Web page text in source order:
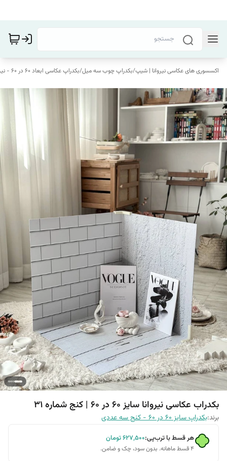
اکسسوری های عکاسی نیروانا | شیپ/بکدراپ چوب سه میل/بکدراپ عکاسی ابعاد 60 در 60 - نیروانا
بکدراب عکاسی نیروانا سایز 60 در 60 | کنج شماره 31
برند:بکدراپ سایز 60 در 60 - کنج سه عددی
هر قسط با ترب‌پی:۶۲۷٬۵۰۰تومان
۴ قسط ماهانه. بدون سود، چک و ضامن.